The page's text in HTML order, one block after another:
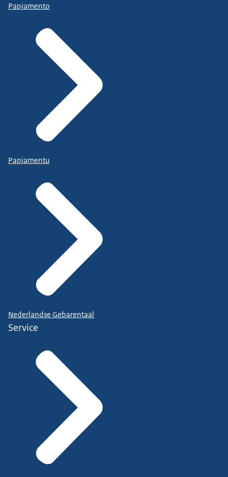
Papiamento
Papiamentu
Nederlandse Gebarentaal
Service